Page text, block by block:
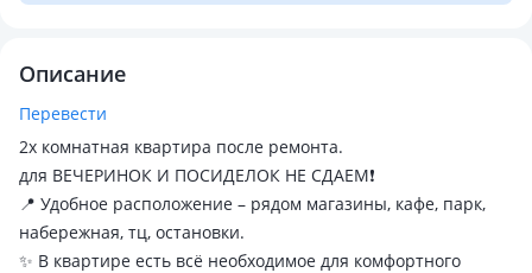
Описание
Перевести
2х комнатная квартира после ремонта.
для ВЕЧЕРИНОК И ПОСИДЕЛОК НЕ СДАЕМ❗️
📍 Удобное расположение – рядом магазины, кафе, парк,
набережная, тц, остановки.
✨ В квартире есть всё необходимое для комфортного